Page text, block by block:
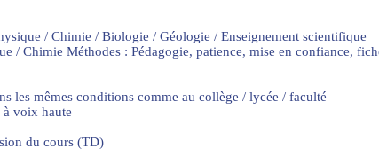
/ Chimie / Biologie / Géologie / Enseignement scientifique
/ Chimie Méthodes : Pédagogie, patience, mise en confiance,
les mêmes conditions comme au collège / lycée / faculté
voix haute
du cours (TD)